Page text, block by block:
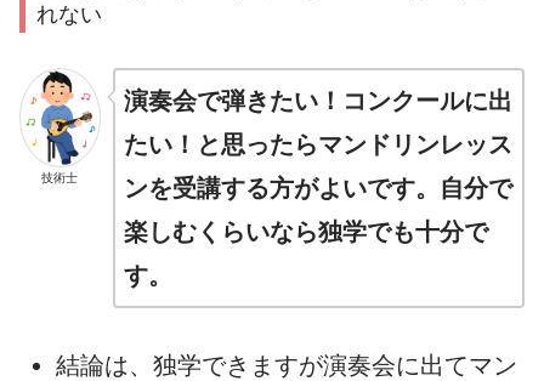
れない
技術士
演奏会で弾きたい！コンクールに出
たい！と思ったらマンドリンレッス
ンを受講する方がよいです。自分で
楽しむくらいなら独学でも十分で
す。
結論は、独学できますが演奏会に出てマン